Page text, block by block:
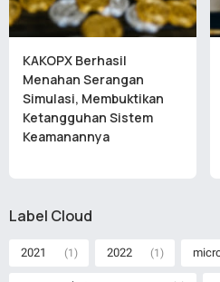
KAKOPX Berhasil
Menahan Serangan
Simulasi, Membuktikan
Ketangguhan Sistem
Keamanannya
Label Cloud
2021 (1) 2022 (1)